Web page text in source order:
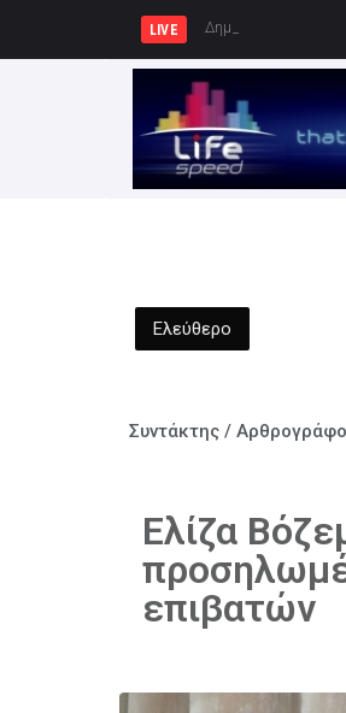
LIVE Δημήτρης Μελίδης:
Ελεύθερο
Συντάκτης /
Ελίζα
επιβατών